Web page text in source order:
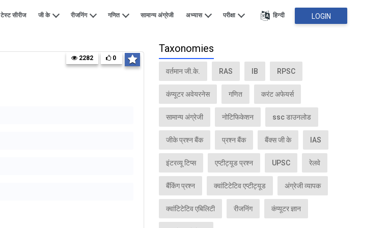
टेस्ट सीरीज जी के रीजनिंग गणित सामान्य अंग्रेजी अभ्यास परीक्षा हिन्दी LOGIN
2282 0
Taxonomies
वर्तमान जी.के. RAS IB RPSC
कंप्यूटर अवेयरनेस गणित करंट अफेयर्स
सामान्य अंग्रेजी नोटिफिकेशन ssc डाउनलोड
जीके प्रश्न बैंक प्रश्न बैंक बैंक्स जी के IAS
इंटरव्यू टिप्स एप्टीट्यूड प्रश्न UPSC रेलवे
बैंकिंग प्रश्न क्वांटिटेटिव एप्टीट्यूड अंग्रेजी व्यापक
क्वांटिटेटिव एबिलिटी रीजनिंग कंप्यूटर ज्ञान